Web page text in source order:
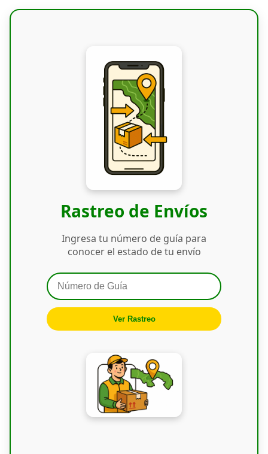
Rastreo de Envíos
Ingresa tu número de guía para
conocer el estado de tu envío
Ver Rastreo